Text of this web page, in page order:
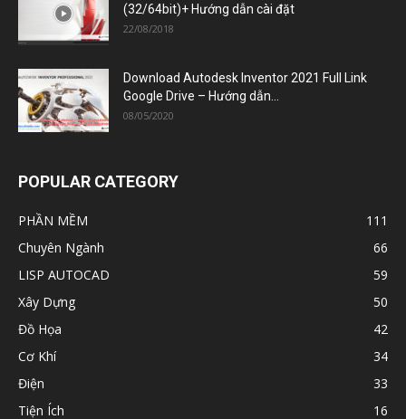
(32/64bit)+ Hướng dẫn cài đặt
22/08/2018
Download Autodesk Inventor 2021 Full Link
Google Drive – Hướng dẫn...
08/05/2020
POPULAR CATEGORY
PHẦN MỀM
111
Chuyên Ngành
66
LISP AUTOCAD
59
Xây Dựng
50
Đồ Họa
42
Cơ Khí
34
Điện
33
Tiện Ích
16